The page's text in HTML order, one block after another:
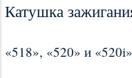
Катушка
«518», «520» и «520i»